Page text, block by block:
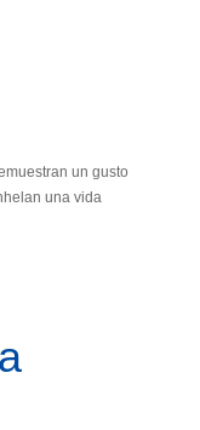
un gusto
una vida